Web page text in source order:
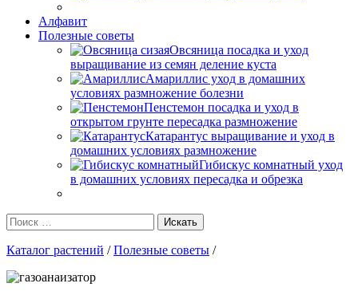
Алфавит
Полезные советы
Овсяница посадка и уход
выращивание из семян деление куста
Амариллис уход в домашних
условиях размножение болезни
Пенстемон посадка и уход в
открытом грунте пересадка размножение
Катарантус выращивание и уход в
домашних условиях размножение
Гибискус комнатный уход
в домашних условиях пересадка и обрезка
Каталог растений /Полезные советы /